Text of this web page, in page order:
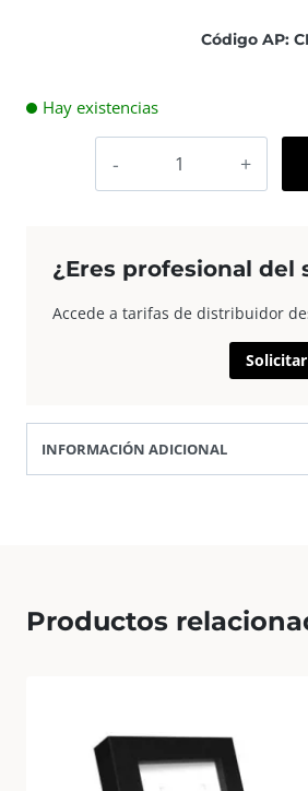
Código AP:
Hay existencias
para
foto
¿Eres profesional del
Accede a tarifas de distribuidor
INFORMACIÓN ADICIONAL
Productos